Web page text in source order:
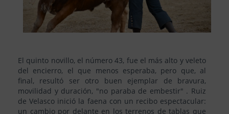
El quinto novillo, el número 43, fue el más alto y veleto
del encierro, el que menos esperaba, pero que, al
final, resultó ser otro buen ejemplar de bravura,
movilidad y duración, "no paraba de embestir" . Ruiz
de Velasco inició la faena con un recibo espectacular:
un cambio por delante en los terrenos de tablas que